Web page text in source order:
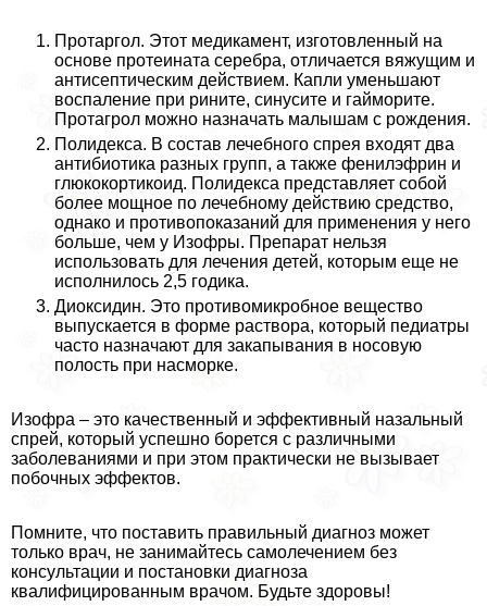
Протаргол. Этот медикамент, изготовленный на
основе протеината серебра, отличается вяжущим и
антисептическим действием. Капли уменьшают
воспаление при рините, синусите и гайморите.
Протагрол можно назначать малышам с рождения.
Полидекса. В состав лечебного спрея входят два
антибиотика разных групп, а также фенилэфрин и
глюкокортикоид. Полидекса представляет собой
более мощное по лечебному действию средство,
однако и противопоказаний для применения у него
больше, чем у Изофры. Препарат нельзя
использовать для лечения детей, которым еще не
исполнилось 2,5 годика.
Диоксидин. Это противомикробное вещество
выпускается в форме раствора, который педиатры
часто назначают для закапывания в носовую
полость при насморке.
Изофра – это качественный и эффективный назальный
спрей, который успешно борется с различными
заболеваниями и при этом пpaктически не вызывает
побочных эффектов.
Помните, что поставить правильный диагноз может
только врач, не занимайтесь самолечением без
консультации и постановки диагноза
квалифицированным врачом. Будьте здоровы!